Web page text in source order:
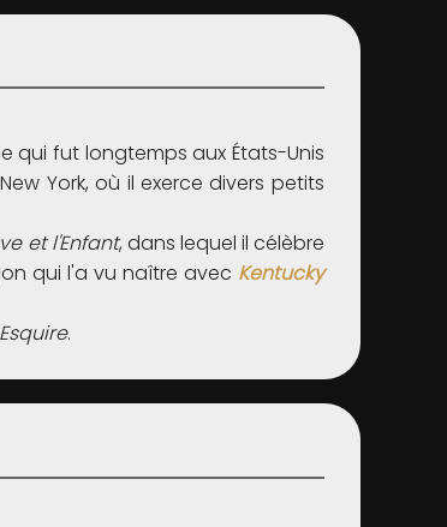
qui fut longtemps aux États-Unis
York, où il exerce divers petits
et l'Enfant, dans lequel il célèbre
qui l'a vu naître avec Kentucky
Esquire.